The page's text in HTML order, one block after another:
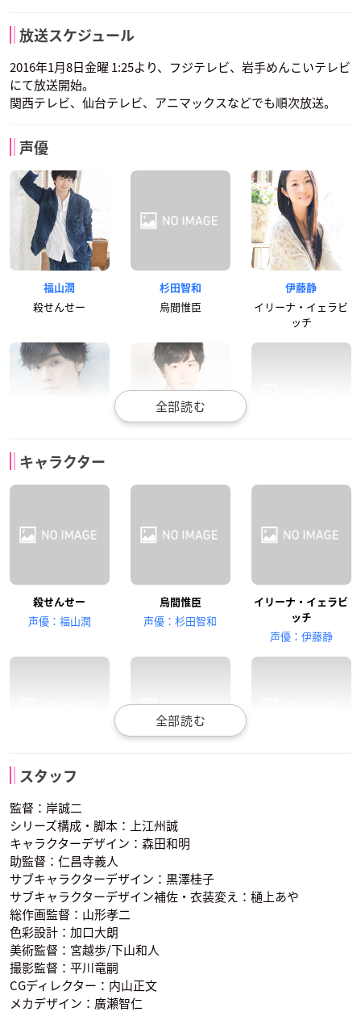
放送スケジュール
2016年1月8日金曜 1:25より、フジテレビ、岩手めんこいテレビ
にて放送開始。
関西テレビ、仙台テレビ、アニマックスなどでも順次放送。
声優
福山潤
殺せんせー
杉田智和
烏間惟臣
伊藤静
イリーナ・イェラビ
ッチ
岡本信彦
田中美海 矢作紗友里 松浦チエ
片岡メグ
洲崎綾
金元寿子
倉橋陽菜乃
キャラクター
殺せんせー
声優：福山潤
烏間惟臣
声優：杉田智和
イリーナ・イェラビ
ッチ
声優：伊藤静
赤羽業
岡野ひなた
声優：田中美海 声優：矢作紗友里
スタッフ
監督：岸誠二
シリーズ構成・脚本：上江州誠
キャラクターデザイン：森田和明
助監督：仁昌寺義人
サブキャラクターデザイン：黒澤桂子
サブキャラクターデザイン補佐・衣装変え：樋上あや
総作画監督：山形孝二
色彩設計：加口大朗
美術監督：宮越歩/下山和人
撮影監督：平川竜嗣
CGディレクター：内山正文
メカデザイン：廣瀬智仁